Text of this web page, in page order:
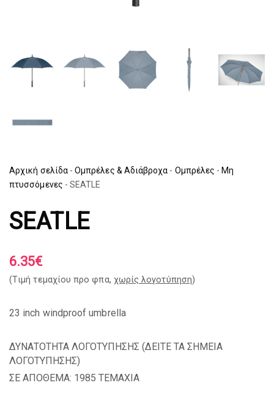
Αρχική σελίδα - Ομπρέλες & Αδιάβροχα - Ομπρέλες - Μη
πτυσσόμενες - SEATLE
SEATLE
6.35€
(Tιμή τεμαχίου προ φπα, χωρίς λογοτύπηση)
23 inch windproof umbrella
ΔΥΝΑΤΟΤΗΤΑ ΛΟΓΟΤΥΠΗΣΗΣ (ΔΕΙΤΕ ΤΑ ΣΗΜΕΙΑ
ΛΟΓΟΤΥΠΗΣΗΣ)
ΣΕ ΑΠΟΘΕΜΑ: 1985 TEMAXIA